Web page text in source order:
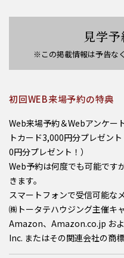
見学
※この掲載情報は予告な
初回WEB来場予約の特典
Web来場予約＆Webアンケー
トカード3,000円分プレゼン
0円分プレゼント！）
Web予約は何度でも可能です
きます。
スマートフォンで受信可能な
㈱トータテハウジング主催キ
Amazon、Amazon.co.jp お
Inc. またはその関連会社の商標